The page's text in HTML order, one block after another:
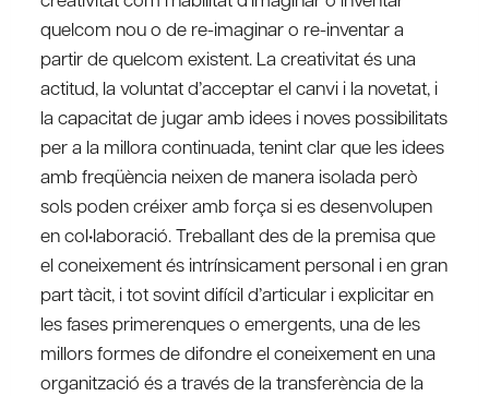
quelcom nou o de re-imaginar o re-inventar a
partir de quelcom existent. La creativitat és una
actitud, la voluntat d’acceptar el canvi i la novetat, i
la capacitat de jugar amb idees i noves possibilitats
per a la millora continuada, tenint clar que les idees
amb freqüència neixen de manera isolada però
sols poden créixer amb força si es desenvolupen
en col•laboració. Treballant des de la premisa que
el coneixement és intrínsicament personal i en gran
part tàcit, i tot sovint difícil d’articular i explicitar en
les fases primerenques o emergents, una de les
millors formes de difondre el coneixement en una
organització és a través de la transferència de la